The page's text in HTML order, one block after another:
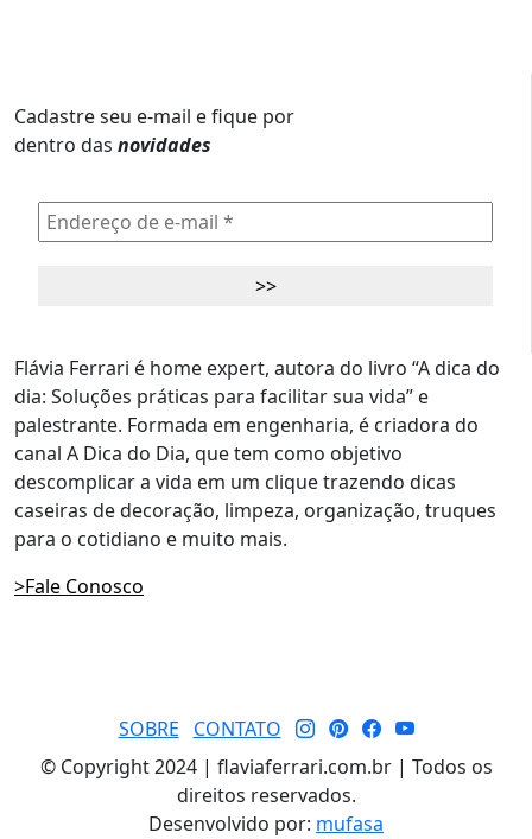
Cadastre seu e-mail e fique por
dentro das novidades
Flávia Ferrari é home expert, autora do livro “A dica do
dia: Soluções práticas para facilitar sua vida” e
palestrante. Formada em engenharia, é criadora do
canal A Dica do Dia, que tem como objetivo
descomplicar a vida em um clique trazendo dicas
caseiras de decoração, limpeza, organização, truques
para o cotidiano e muito mais.
>Fale Conosco
SOBRE
CONTATO
© Copyright 2024 | flaviaferrari.com.br | Todos os
direitos reservados.
Desenvolvido por: mufasa